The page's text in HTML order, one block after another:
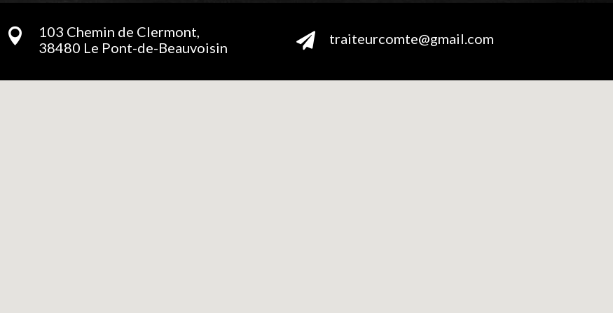

103 Chemin de Clermont,
38480 Le Pont-de-Beauvoisin
 traiteurcomte@gmail.com